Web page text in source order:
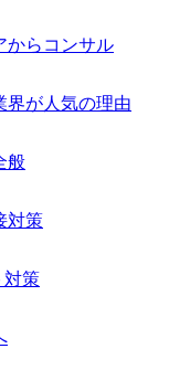
からコンサル
界が人気の理由
般
対策
対策